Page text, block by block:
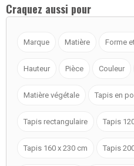
Craquez aussi pour
Marque Matière Forme
Hauteur Pièce Couleur
Matière végétale Tapis en
Tapis rectangulaire Tapis
Tapis 160 x 230 cm Tapis